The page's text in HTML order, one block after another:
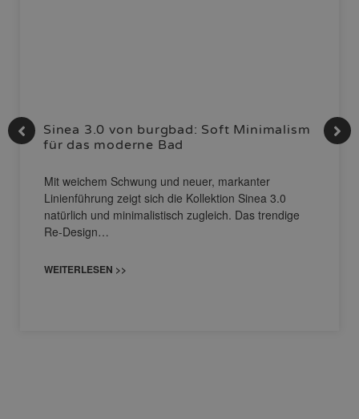
Sinea 3.0 von burgbad: Soft Minimalism
für das moderne Bad
Mit weichem Schwung und neuer, markanter
Linienführung zeigt sich die Kollektion Sinea 3.0
natürlich und minimalistisch zugleich. Das trendige
Re-Design…
WEITERLESEN >>